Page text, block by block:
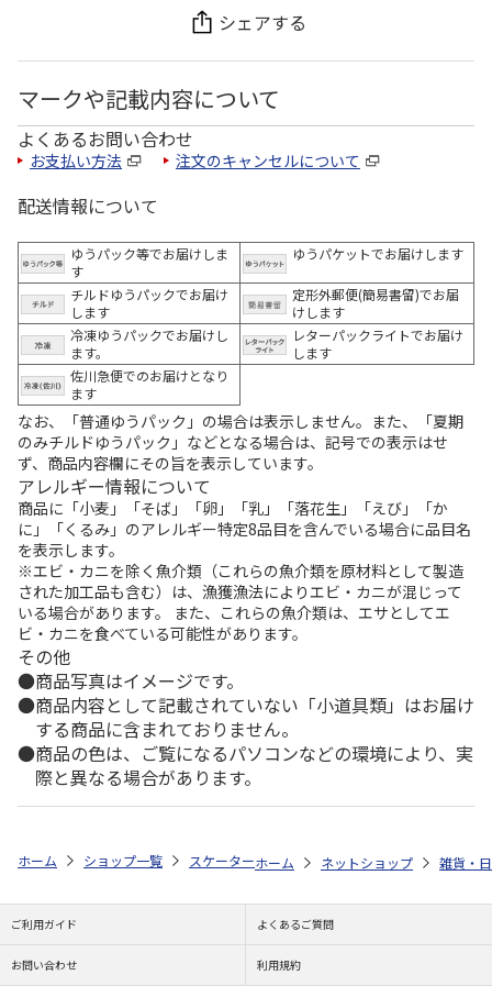
シェアする
マークや記載内容について
よくあるお問い合わせ
お支払い方法 注文のキャンセルについて
配送情報について
ゆうパック等でお届けしま
す
ゆうパケットでお届けします
チルドゆうパックでお届け
します
定形外郵便(簡易書留)でお届
けします
冷凍ゆうパックでお届けし
ます。
レターパックライトでお届け
します
佐川急便でのお届けとなり
ます
なお、「普通ゆうパック」の場合は表示しません。また、「夏期
のみチルドゆうパック」などとなる場合は、記号での表示はせ
ず、商品内容欄にその旨を表示しています。
アレルギー情報について
商品に「小麦」「そば」「卵」「乳」「落花生」「えび」「か
に」「くるみ」のアレルギー特定8品目を含んでいる場合に品目名
を表示します。
※エビ・カニを除く魚介類（これらの魚介類を原材料として製造
された加工品も含む）は、漁獲漁法によりエビ・カニが混じって
いる場合があります。 また、これらの魚介類は、エサとしてエ
ビ・カニを食べている可能性があります。
その他
商品写真はイメージです。
商品内容として記載されていない「小道具類」はお届け
する商品に含まれておりません。
商品の色は、ご覧になるパソコンなどの環境により、実
際と異なる場合があります。
ホーム ショップ一覧 スケーター 食洗機対応 ふわっとフタタイトラ
ホーム ネットショップ 雑貨・
ご利用ガイド よくあるご質問
お問い合わせ 利用規約